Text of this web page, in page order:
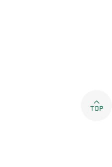
